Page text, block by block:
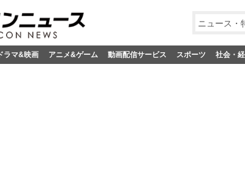
ニュース・
ドラマ&映画 アニメ&ゲーム 動画配信サービス スポーツ 社会・